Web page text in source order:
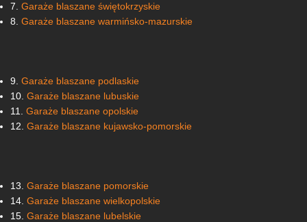
7. Garaże blaszane świętokrzyskie
8. Garaże blaszane warmińsko-mazurskie
9. Garaże blaszane podlaskie
10. Garaże blaszane lubuskie
11. Garaże blaszane opolskie
12. Garaże blaszane kujawsko-pomorskie
13. Garaże blaszane pomorskie
14. Garaże blaszane wielkopolskie
15. Garaże blaszane lubelskie